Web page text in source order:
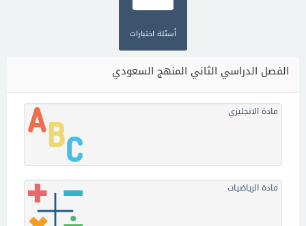
أسئلة اختبارات
الفصل الدراسي الثاني المنهج السعودي
مادة الانجليزي
مادة الرياضيات